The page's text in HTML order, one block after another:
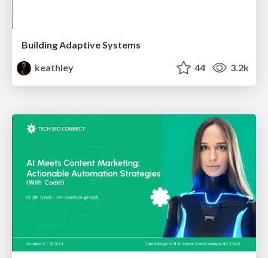
Building Adaptive Systems
keathley
44 3.2k